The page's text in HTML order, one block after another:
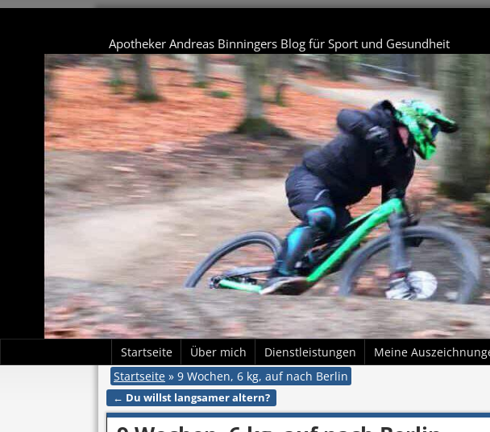
Apotheker Andreas Binningers Blog für Sport und Gesundheit
Startseite Über mich Dienstleistungen Meine
Startseite » 9 Wochen, 6 kg, auf nach Berlin
Artikelnavigation
← Du willst langsamer altern?